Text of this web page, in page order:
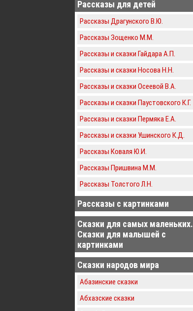
Рассказы для детей
Рассказы Драгунского В.Ю.
Рассказы Зощенко М.М.
Рассказы и сказки Гайдара А.П.
Рассказы и сказки Носова Н.Н.
Рассказы и сказки Осеевой В.А.
Рассказы и сказки Паустовского К.Г.
Рассказы и сказки Пермяка Е.А.
Рассказы и сказки Ушинского К.Д.
Рассказы Коваля Ю.И.
Рассказы Пришвина М.М.
Рассказы Толстого Л.Н.
Рассказы с картинками
Сказки для самых маленьких.
Сказки для малышей с
картинками
Сказки народов мира
Абазинские сказки
Абхазские сказки